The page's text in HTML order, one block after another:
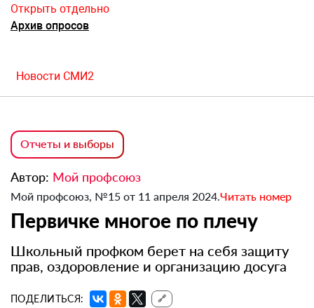
Открыть отдельно
Архив опросов
Новости СМИ2
Отчеты и выборы
Автор: Мой профсоюз
Мой профсоюз, №15 от 11 апреля 2024.Читать номер
Первичке многое по плечу
Школьный профком берет на себя защиту
прав, оздоровление и организацию досуга
ПОДЕЛИТЬСЯ: 🔗